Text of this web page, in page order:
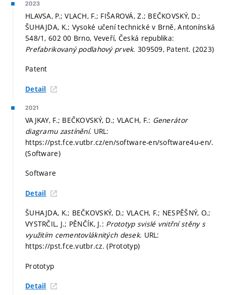
2023
HLAVSA, P.; VLACH, F.; FIŠAROVÁ, Z.; BEČKOVSKÝ, D.;
ŠUHAJDA, K.; Vysoké učení technické v Brně, Antonínská
548/1, 602 00 Brno, Veveří, Česká republika:
Prefabrikovaný podlahový prvek. 309509, Patent. (2023)
Patent
Detail
2021
VAJKAY, F.; BEČKOVSKÝ, D.; VLACH, F.: Generátor
diagramu zastínění. URL:
https://pst.fce.vutbr.cz/en/software-en/software4u-en/.
(Software)
Software
Detail
ŠUHAJDA, K.; BEČKOVSKÝ, D.; VLACH, F.; NESPĚŠNÝ, O.;
VYSTRČIL, J.; PĚNČÍK, J.: Prototyp svislé vnitřní stěny s
využitím cementovláknitých desek. URL:
https://pst.fce.vutbr.cz. (Prototyp)
Prototyp
Detail